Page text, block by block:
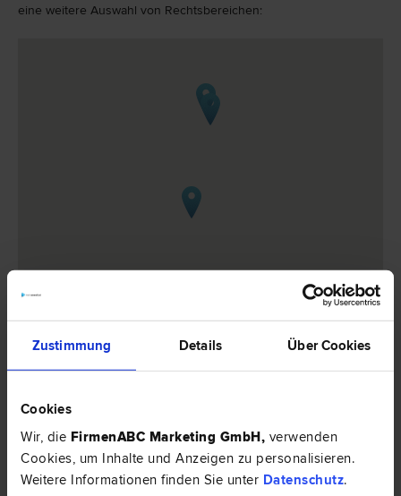
Zustimmung Details Über Cookies
Cookies
Wir, die FirmenABC Marketing GmbH, verwenden
Cookies, um Inhalte und Anzeigen zu personalisieren.
Weitere Informationen finden Sie unter Datenschutz.
eine weitere Auswahl von Rechtsbereichen:
3 Anwälte -Internationales Recht in
Villach